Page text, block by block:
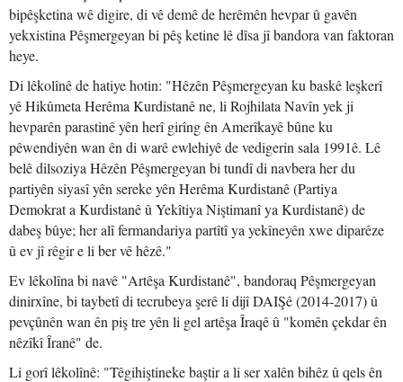
bipêşketina wê digire, di vê demê de herêmên hevpar û gavên
yekxistina Pêşmergeyan bi pêş ketine lê dîsa jî bandora van faktoran
heye.
Di lêkolînê de hatiye hotin: "Hêzên Pêşmergeyan ku baskê leşkerî
yê Hikûmeta Herêma Kurdistanê ne, li Rojhilata Navîn yek ji
hevparên parastinê yên herî girîng ên Amerîkayê bûne ku
pêwendiyên wan ên di warê ewlehiyê de vedigerin sala 1991ê. Lê
belê dilsoziya Hêzên Pêşmergeyan bi tundî di navbera her du
partiyên siyasî yên sereke yên Herêma Kurdistanê (Partiya
Demokrat a Kurdistanê û Yekîtiya Niştimanî ya Kurdistanê) de
dabeş bûye; her alî fermandariya partîtî ya yekîneyên xwe diparêze
û ev jî rêgir e li ber vê hêzê."
Ev lêkolîna bi navê "Artêşa Kurdistanê", bandoraq Pêşmergeyan
dinirxîne, bi taybetî di tecrubeya şerê li dijî DAIŞê (2014-2017) û
pevçûnên wan ên piş tre yên li gel artêşa Îraqê û "komên çekdar ên
nêzîkî Îranê" de.
Li gorî lêkolînê: "Têgihiştineke baştir a li ser xalên bihêz û qels ên